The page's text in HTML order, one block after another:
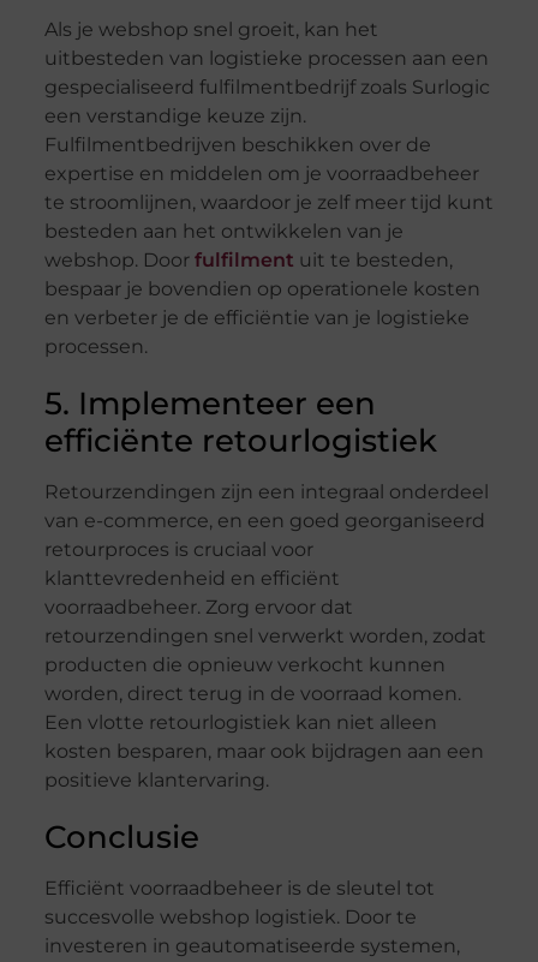
Als je webshop snel groeit, kan het
uitbesteden van logistieke processen aan een
gespecialiseerd fulfilmentbedrijf zoals Surlogic
een verstandige keuze zijn.
Fulfilmentbedrijven beschikken over de
expertise en middelen om je voorraadbeheer
te stroomlijnen, waardoor je zelf meer tijd kunt
besteden aan het ontwikkelen van je
webshop. Door fulfilment uit te besteden,
bespaar je bovendien op operationele kosten
en verbeter je de efficiëntie van je logistieke
processen.
5. Implementeer een
efficiënte retourlogistiek
Retourzendingen zijn een integraal onderdeel
van e-commerce, en een goed georganiseerd
retourproces is cruciaal voor
klanttevredenheid en efficiënt
voorraadbeheer. Zorg ervoor dat
retourzendingen snel verwerkt worden, zodat
producten die opnieuw verkocht kunnen
worden, direct terug in de voorraad komen.
Een vlotte retourlogistiek kan niet alleen
kosten besparen, maar ook bijdragen aan een
positieve klantervaring.
Conclusie
Efficiënt voorraadbeheer is de sleutel tot
succesvolle webshop logistiek. Door te
investeren in geautomatiseerde systemen,